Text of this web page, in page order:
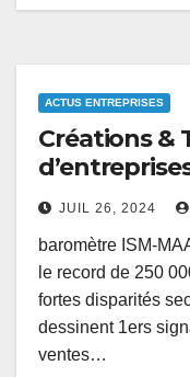
ACTUS ENTREPRISES
Créations &
JUIL 26, 2024
baromètre ISM-
le record de 250
fortes disparités
dessinent 1ers
ventes…